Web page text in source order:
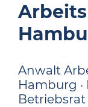
Anwalt
Hamburg